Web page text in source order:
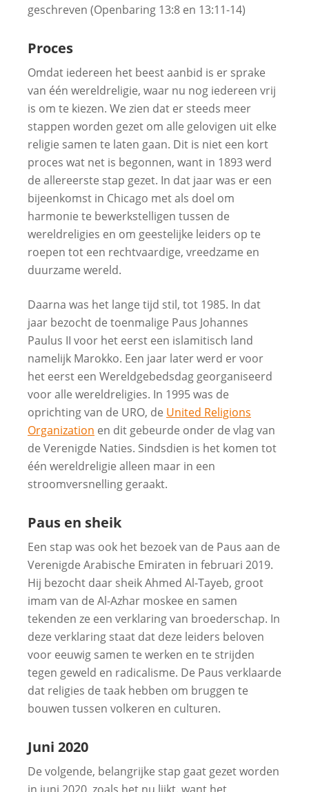
geschreven (Openbaring 13:8 en 13:11-14)
Proces
Omdat iedereen het beest aanbid is er sprake
van één wereldreligie, waar nu nog iedereen vrij
is om te kiezen. We zien dat er steeds meer
stappen worden gezet om alle gelovigen uit elke
religie samen te laten gaan. Dit is niet een kort
proces wat net is begonnen, want in 1893 werd
de allereerste stap gezet. In dat jaar was er een
bijeenkomst in Chicago met als doel om
harmonie te bewerkstelligen tussen de
wereldreligies en om geestelijke leiders op te
roepen tot een rechtvaardige, vreedzame en
duurzame wereld.
Daarna was het lange tijd stil, tot 1985. In dat
jaar bezocht de toenmalige Paus Johannes
Paulus II voor het eerst een islamitisch land
namelijk Marokko. Een jaar later werd er voor
het eerst een Wereldgebedsdag georganiseerd
voor alle wereldreligies. In 1995 was de
oprichting van de URO, de United Religions
Organization en dit gebeurde onder de vlag van
de Verenigde Naties. Sindsdien is het komen tot
één wereldreligie alleen maar in een
stroomversnelling geraakt.
Paus en sheik
Een stap was ook het bezoek van de Paus aan de
Verenigde Arabische Emiraten in februari 2019.
Hij bezocht daar sheik Ahmed Al-Tayeb, groot
imam van de Al-Azhar moskee en samen
tekenden ze een verklaring van broederschap. In
deze verklaring staat dat deze leiders beloven
voor eeuwig samen te werken en te strijden
tegen geweld en radicalisme. De Paus verklaarde
dat religies de taak hebben om bruggen te
bouwen tussen volkeren en culturen.
Juni 2020
De volgende, belangrijke stap gaat gezet worden